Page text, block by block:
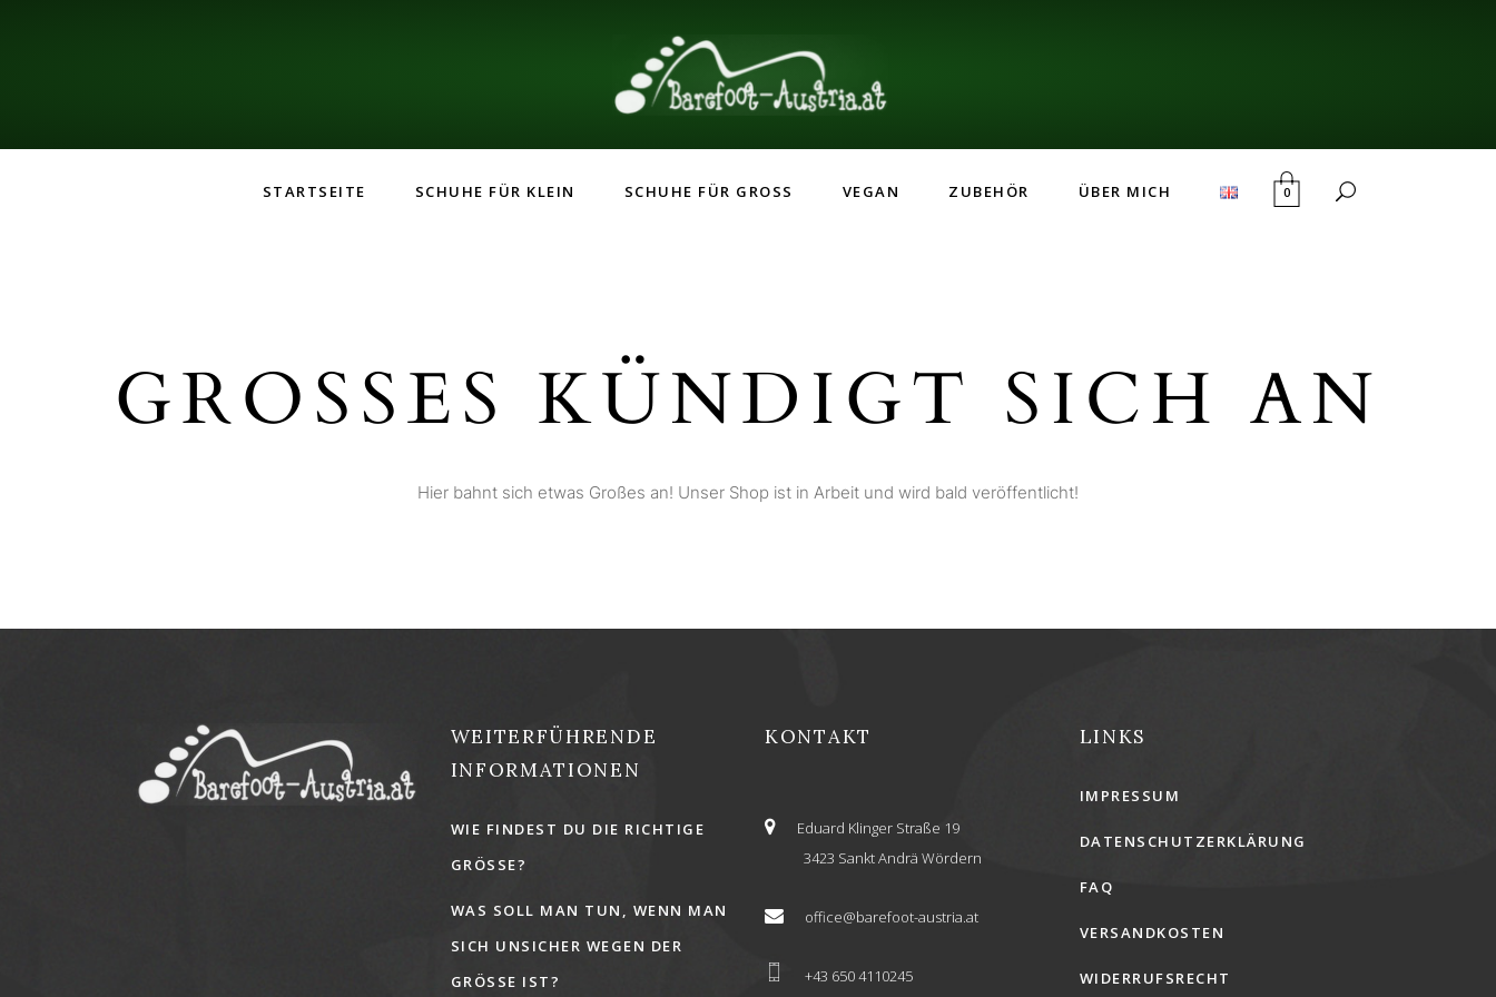
STARTSEITE SCHUHE FÜR KLEIN SCHUHE FÜR GROSS VEGAN ZUBEHÖR ÜBER MICH 0
GROSSES KÜNDIGT SICH AN
Hier bahnt sich etwas Großes an! Unser Shop ist in Arbeit und wird bald veröffentlicht!
WEITERFÜHRENDE
INFORMATIONEN
WIE FINDEST DU DIE RICHTIGE
GRÖSSE?
WAS SOLL MAN TUN, WENN MAN
SICH UNSICHER WEGEN DER
GRÖSSE IST?
KONTAKT
Eduard Klinger Straße 19
3423 Sankt Andrä Wördern
office@barefoot-austria.at
+43 650 4110245
LINKS
IMPRESSUM
DATENSCHUTZERKLÄRUNG
FAQ
VERSANDKOSTEN
WIDERRUFSRECHT